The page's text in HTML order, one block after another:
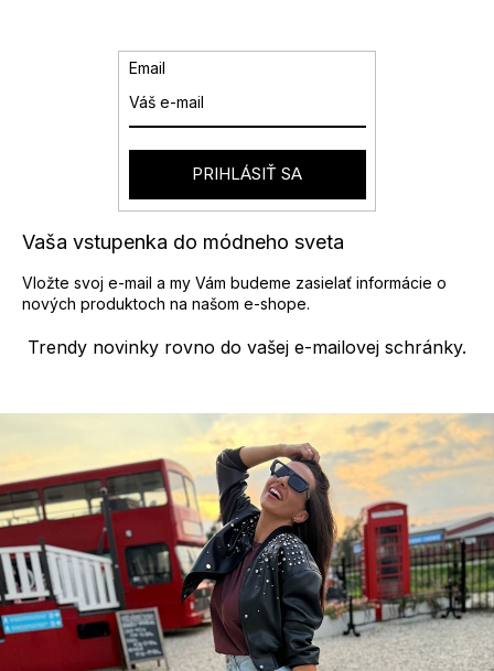
Trendy novinky rovno do vašej e-mailovej schránky.
Vaša vstupenka do módneho sveta
Vložte svoj e-mail a my Vám budeme zasielať informácie o
nových produktoch na našom e-shope.
Email
PRIHLÁSIŤ SA